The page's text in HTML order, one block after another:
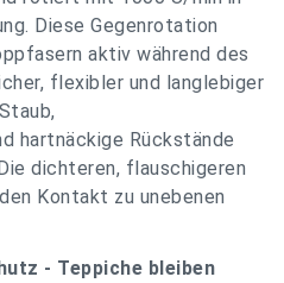
Diese Gegenrotation
aktiv während des
flexibler und langlebiger
hartnäckige Rückstände
dichteren, flauschigeren
Kontakt zu unebenen
- Teppiche bleiben